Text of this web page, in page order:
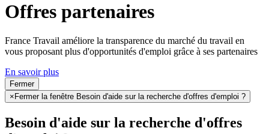
Offres partenaires
France Travail améliore la transparence du marché du travail en
vous proposant plus d'opportunités d'emploi grâce à ses partenaires
En savoir plus
Fermer
× Fermer la fenêtre Besoin d'aide sur la recherche d'offres d'emploi ?
Besoin d'aide sur la recherche d'offres